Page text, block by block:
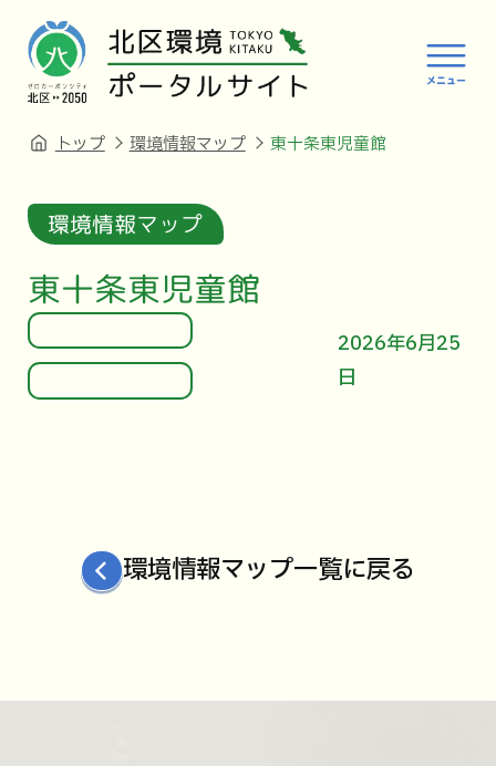
トップ 環境情報マップ 東十条東児童館
環境情報マップ
東十条東児童館
2026年6月25
日
環境情報マップ一覧に戻る